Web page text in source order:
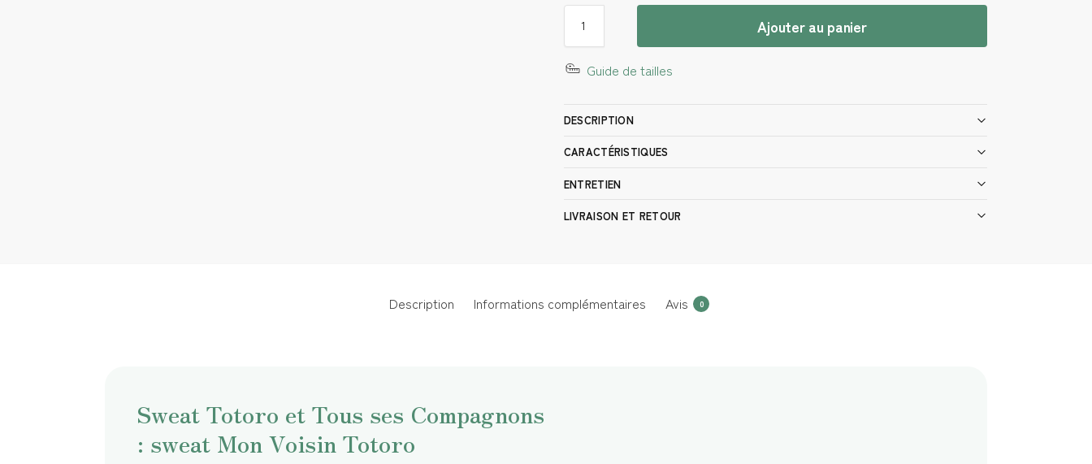
Ajouter au panier
Guide de tailles
DESCRIPTION
CARACTÉRISTIQUES
ENTRETIEN
LIVRAISON ET RETOUR
Description Informations complémentaires Avis 0
Sweat Totoro et Tous ses Compagnons
: sweat Mon Voisin Totoro